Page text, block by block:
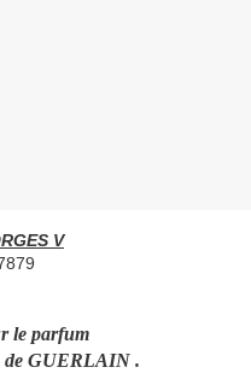
V
le parfum
de GUERLAIN .